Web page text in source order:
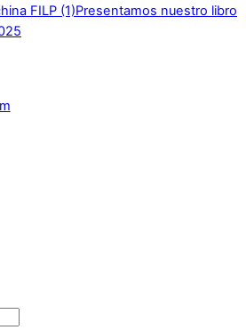
Presentamos nuestro libro